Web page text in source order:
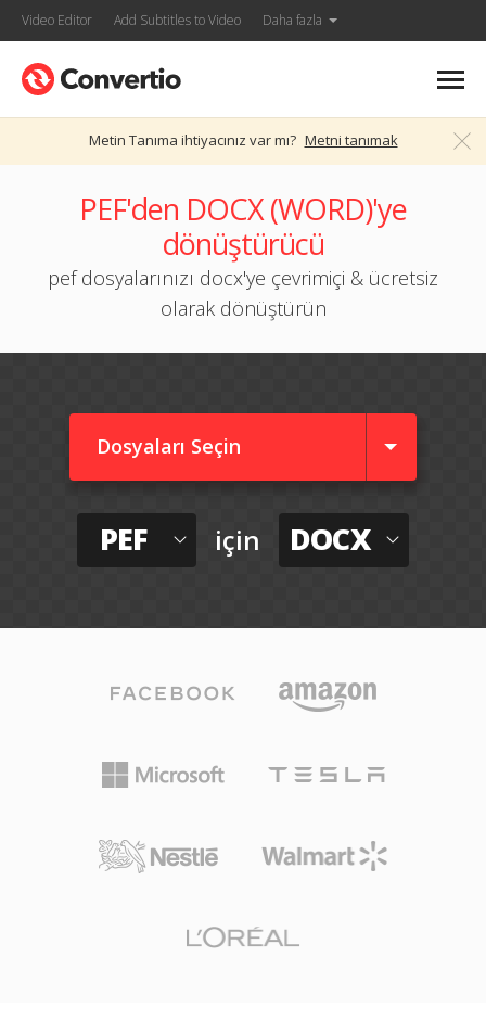
Video Editor Add Subtitles to Video Daha fazla
Metin Tanıma ihtiyacınız var mı? Metni tanımak
PEF'den DOCX (WORD)'ye
dönüştürücü
pef dosyalarınızı docx'ye çevrimiçi & ücretsiz
olarak dönüştürün
Dosyaları Seçin
PEF için DOCX